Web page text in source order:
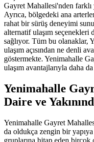
Gayret Mahallesi'nden
Ayrıca, bölgedeki ana
rahat bir sürüş deneyimi
alternatif ulaşım seçenekleri
sağlıyor. Tüm bu olanaklar,
ulaşım açısından ne denli
göstermekte. Yenimahalle
ulaşım avantajlarıyla daha
Yenimahalle
Daire ve
Yenimahalle Gayret
da oldukça zengin bir
gruplarına hitap eden